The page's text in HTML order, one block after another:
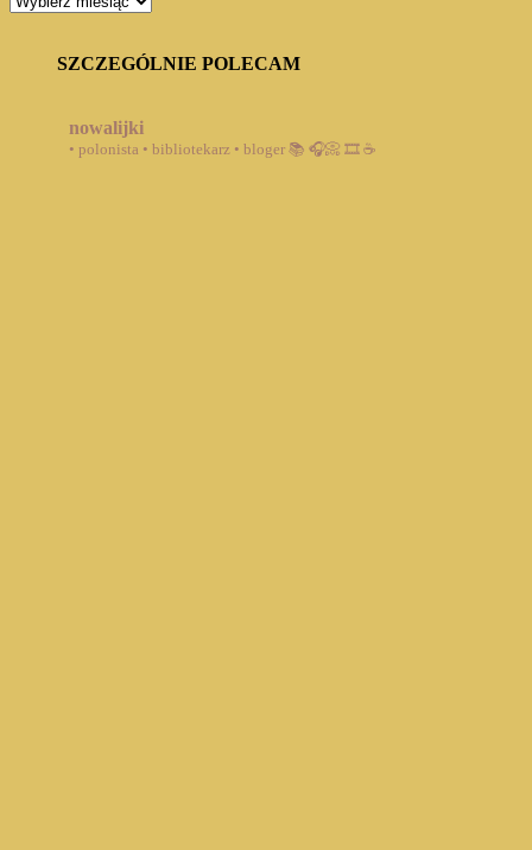
SZCZEGÓLNIE POLECAM
nowalijki
• polonista • bibliotekarz • bloger 📚 🎧📀 🎞️ ☕️